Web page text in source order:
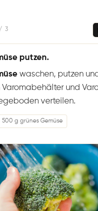
3
putzen.
waschen, putzen
Varomabehälter und
verteilen.
500 g grünes Gemüse